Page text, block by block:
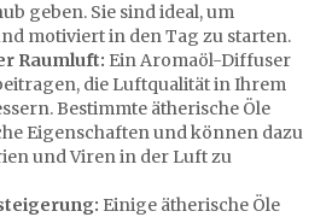
geben. Sie sind ideal, um
motiviert in den Tag zu starten.
Raumluft: Ein Aromaöl-Diffuser
die Luftqualität in Ihrem
Bestimmte ätherische Öle
Eigenschaften und können dazu
und Viren in der Luft zu
Einige ätherische Öle